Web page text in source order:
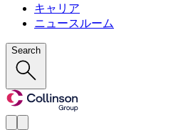
キャリア
ニュースルーム
Search